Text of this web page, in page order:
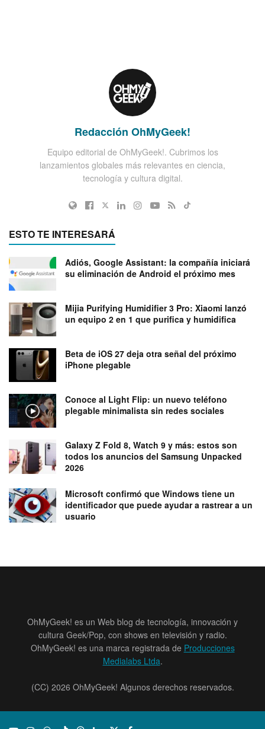
Redacción OhMyGeek!
Equipo editorial de OhMyGeek!. Cubrimos los
lanzamientos globales más relevantes en ciencia,
tecnología y cultura digital.
ESTO TE INTERESARÁ
Adiós, Google Assistant: la compañía iniciará
su eliminación de Android el próximo mes
Mijia Purifying Humidifier 3 Pro: Xiaomi lanzó
un equipo 2 en 1 que purifica y humidifica
Beta de iOS 27 deja otra señal del próximo
iPhone plegable
Conoce al Light Flip: un nuevo teléfono
plegable minimalista sin redes sociales
Galaxy Z Fold 8, Watch 9 y más: estos son
todos los anuncios del Samsung Unpacked
2026
Microsoft confirmó que Windows tiene un
identificador que puede ayudar a rastrear a un
usuario
OhMyGeek! es un Web blog de tecnología, innovación y
cultura Geek/Pop, con shows en televisión y radio.
OhMyGeek! es una marca registrada de Producciones
Medialabs Ltda.
(CC) 2026 OhMyGeek! Algunos derechos reservados.